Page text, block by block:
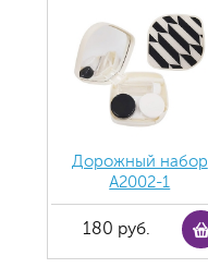
Дорожный набор
А2002-1
180 руб.